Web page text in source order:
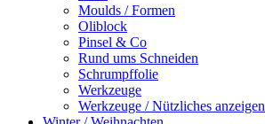
Moulds / Formen
Oliblock
Pinsel & Co
Rund ums Schneiden
Schrumpffolie
Werkzeuge
Werkzeuge / Nützliches anzeigen